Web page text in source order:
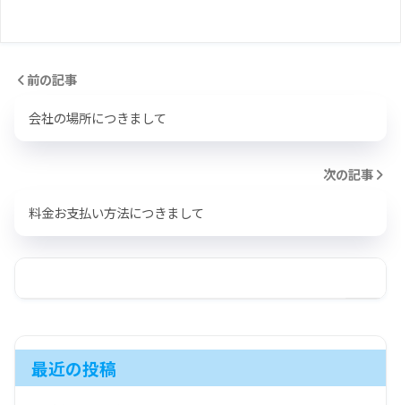
前の記事
会社の場所につきまして
次の記事
料金お支払い方法につきまして
最近の投稿